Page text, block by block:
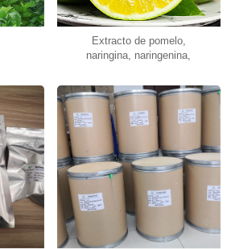
Extracto de pomelo,
naringina, naringenina,